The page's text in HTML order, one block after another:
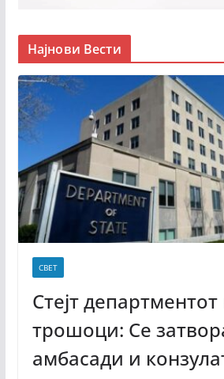
Најнови Вести
СВЕТ
Стејт департментот
трошоци: Се
амбасади и